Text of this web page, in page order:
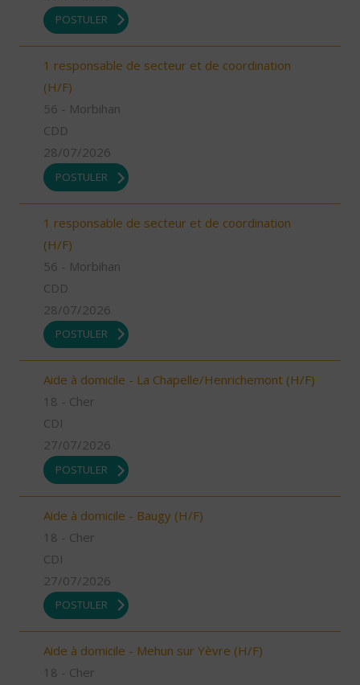
POSTULER
1 responsable de secteur et de coordination
(H/F)
56 - Morbihan
CDD
28/07/2026
POSTULER
1 responsable de secteur et de coordination
(H/F)
56 - Morbihan
CDD
28/07/2026
POSTULER
Aide à domicile - La Chapelle/Henrichemont (H/F)
18 - Cher
CDI
27/07/2026
POSTULER
Aide à domicile - Baugy (H/F)
18 - Cher
CDI
27/07/2026
POSTULER
Aide à domicile - Mehun sur Yèvre (H/F)
18 - Cher